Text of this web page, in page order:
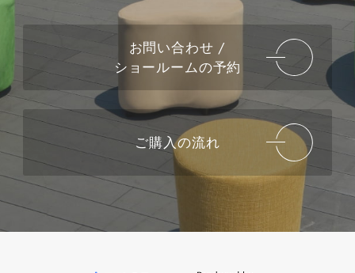
お問い合わせ /
ショールームの予約
ご購入の流れ